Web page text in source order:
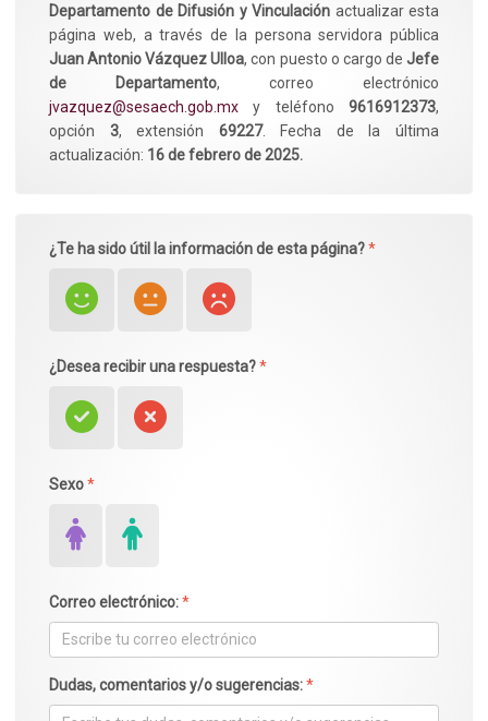
Departamento de Difusión y Vinculación actualizar esta
página web, a través de la persona servidora pública
Juan Antonio Vázquez Ulloa, con puesto o cargo de Jefe
de Departamento, correo electrónico
jvazquez@sesaech.gob.mx y teléfono 9616912373,
opción 3, extensión 69227. Fecha de la última
actualización: 16 de febrero de 2025.
¿Te ha sido útil la información de esta página?*
¿Desea recibir una respuesta?*
Sexo*
Correo electrónico:*
Dudas, comentarios y/o sugerencias:*